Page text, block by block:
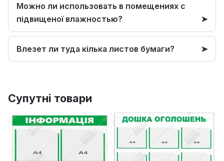
Можно ли использовать в помещениях с
підвищеної влажностью?
Влезет ли туда кілька листов бумаги?
Супутні товари